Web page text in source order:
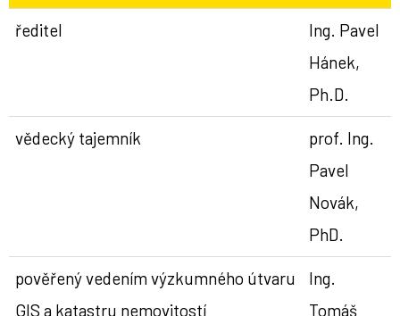
ředitel
Ing. Pavel
Hánek,
Ph.D.
vědecký tajemník
prof. Ing.
Pavel
Novák,
PhD.
pověřený vedením výzkumného útvaru
GIS a katastru nemovitostí
Ing.
Tomáš